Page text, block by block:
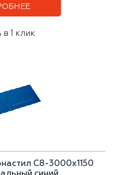
в 1 клик
С8-3000х1150
синий